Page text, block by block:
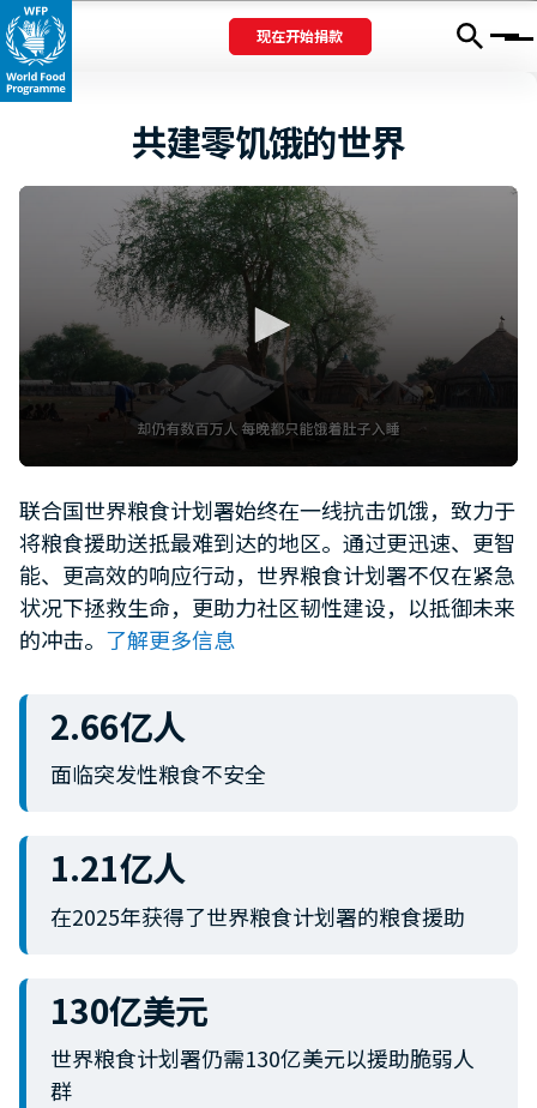
现在开始捐款 Menu
共建零饥饿的世界
of
1
minute,
12
seconds
联合国世界粮食计划署始终在一线抗击饥饿，致力于
将粮食援助送抵最难到达的地区。通过更迅速、更智
能、更高效的响应行动，世界粮食计划署不仅在紧急
状况下拯救生命，更助力社区韧性建设，以抵御未来
的冲击。 了解更多信息
2.66亿人
面临突发性粮食不安全
1.21亿人
在2025年获得了世界粮食计划署的粮食援助
130亿美元
世界粮食计划署仍需130亿美元以援助脆弱人
群